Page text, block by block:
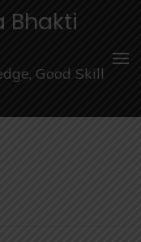
Bhakti
Good Skill